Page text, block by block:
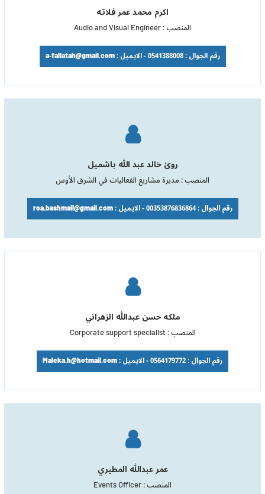
اكرم محمد عمر فلاته
المنصب : Audio and Visual Engineer
رقم الجوال : 0541388008 - الايميل : a-fallatah@gmail.com
روئ خالد عبد الله باشميل
المنصب : مديرة مشاريع الفعاليات في الشرق الأوس
رقم الجوال : 00353876836864 - الايميل : roa.bashmail@gmail.com
ملكه حسن عبدالله الزهراني
المنصب : Corporate support specialist
رقم الجوال : 0564179772 - الايميل : Maleka.h@hotmail.com
عمر عبدالله المطيري
المنصب : Events Officer